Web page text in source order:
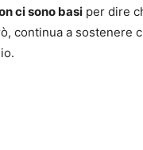
ci sono basi per dire
continua a sostenere